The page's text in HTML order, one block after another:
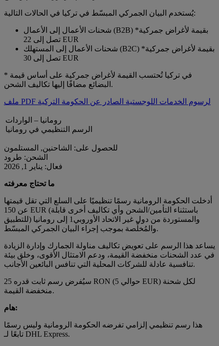
يُستخدم البيان الجمركي المبسّط في تركيا في الحالات التالية:
شحنات الأعمال إلى الأعمال (B2B) بقيمة لأغراض جمركية*
تصل إلى 22 EUR
شحنات الأعمال إلى المستهلك (B2C) بقيمة لأغراض جمركية*
تصل إلى 30 EUR
* في تركيا تُحتسب القيمة لأغراض جمركية على أساس قيمة
البضائع مضافًا إليها تكاليف الشحن.
ملف PDF لرسوم الخدمات اللوجستية الصادر عن الحكومة التركية
رومانيا – الواردات
الرسم التنظيمي في رومانيا
للحصول على: الشاحنين, المستلمون
الشحن: طرود
فعال: يناير 1, 2026
ما تحتاج معرفته
أدخلت الحكومة الرومانية رسمًا تنظيميًا على السلع التي تقل قيمتها
عن 150 EUR (باستثناء التأمين/الشحن وأي تكاليف أخرى قابلة
للتطبيق) والمستوردة من دول غير الاتحاد الأوروبي1 إلى رومانيا
والمُخلَّصة بموجب إجراء البيان الجمركي المبسّط.
يساعد هذا الرسم على تعويض تكاليف مناولة الجمارك وإدارة الزيادة
في عدد الشحنات منخفضة القيمة، ودعم الامتثال الأقوى، وخلق بيئة
تنافسية عادلة للشركات المحلية التي تنافس البائعين الأجانب.
سيُفرض رسم ثابت قدره 25 RON (حوالي 5 EUR) لكل شحنة
منخفضة القيمة.
هام:
هذا رسم تنظيمي إلزامي تفرضه الحكومة الرومانية وليس رسمًا
تابعًا لـ DHL Express.